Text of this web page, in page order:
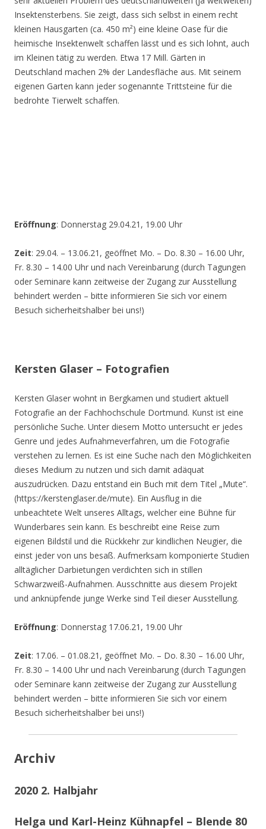
Insektensterbens. Sie zeigt, dass sich selbst in einem recht
kleinen Hausgarten (ca. 450 m²) eine kleine Oase für die
heimische Insektenwelt schaffen lässt und es sich lohnt, auch
im Kleinen tätig zu werden. Etwa 17 Mill. Gärten in
Deutschland machen 2% der Landesfläche aus. Mit seinem
eigenen Garten kann jeder sogenannte Trittsteine für die
bedrohte Tierwelt schaffen.
Eröffnung: Donnerstag 29.04.21, 19.00 Uhr
Zeit: 29.04. – 13.06.21, geöffnet Mo. – Do. 8.30 – 16.00 Uhr,
Fr. 8.30 – 14.00 Uhr und nach Vereinbarung (durch Tagungen
oder Seminare kann zeitweise der Zugang zur Ausstellung
behindert werden – bitte informieren Sie sich vor einem
Besuch sicherheitshalber bei uns!)
Kersten Glaser – Fotografien
Kersten Glaser wohnt in Bergkamen und studiert aktuell
Fotografie an der Fachhochschule Dortmund. Kunst ist eine
persönliche Suche. Unter diesem Motto untersucht er jedes
Genre und jedes Aufnahmeverfahren, um die Fotografie
verstehen zu lernen. Es ist eine Suche nach den Möglichkeiten
dieses Medium zu nutzen und sich damit adäquat
auszudrücken. Dazu entstand ein Buch mit dem Titel „Mute“.
(https://kerstenglaser.de/mute). Ein Ausflug in die
unbeachtete Welt unseres Alltags, welcher eine Bühne für
Wunderbares sein kann. Es beschreibt eine Reise zum
eigenen Bildstil und die Rückkehr zur kindlichen Neugier, die
einst jeder von uns besaß. Aufmerksam komponierte Studien
alltäglicher Darbietungen verdichten sich in stillen
Schwarzweiß-Aufnahmen. Ausschnitte aus diesem Projekt
und anknüpfende junge Werke sind Teil dieser Ausstellung.
Eröffnung: Donnerstag 17.06.21, 19.00 Uhr
Zeit: 17.06. – 01.08.21, geöffnet Mo. – Do. 8.30 – 16.00 Uhr,
Fr. 8.30 – 14.00 Uhr und nach Vereinbarung (durch Tagungen
oder Seminare kann zeitweise der Zugang zur Ausstellung
behindert werden – bitte informieren Sie sich vor einem
Besuch sicherheitshalber bei uns!)
Archiv
2020 2. Halbjahr
Helga und Karl-Heinz Kühnapfel – Blende 80